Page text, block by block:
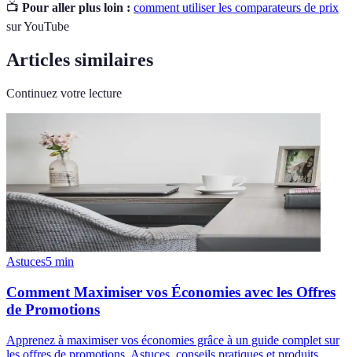
📺 Pour aller plus loin : comment utiliser les comparateurs de prix
sur YouTube
Articles similaires
Continuez votre lecture
Astuces5 min
Comment Maximiser vos Économies avec les Offres
de Promotions
Apprenez à maximiser vos économies grâce à un guide complet sur
les offres de promotions. Astuces, conseils pratiques et produits